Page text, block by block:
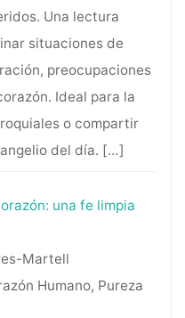
Una lectura
situaciones de
preocupaciones
Ideal para la
o compartir
del día. […]
una fe limpia
Martell
Humano, Pureza